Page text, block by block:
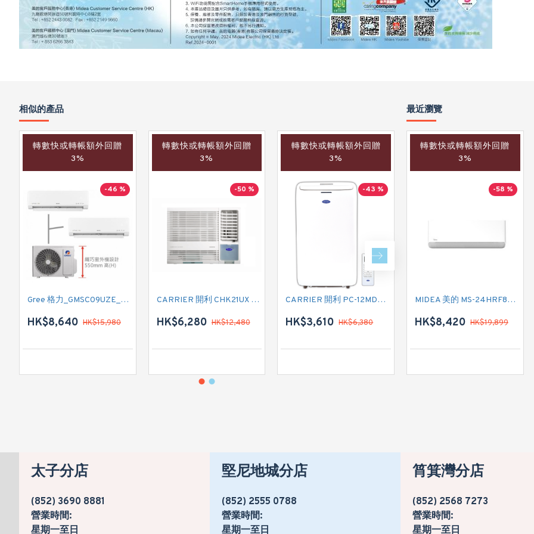
相似的產品
轉數快或轉帳額外回贈
3%
-46 %
Gree 格力_GMSC09UZE_GMSC12UZE_GMSC18UZC_R32 掛牆變頻式1拖2分體冷氣機 (淨冷型)
HK$8,640 HK$15,980
轉數快或轉帳額外回贈
3%
-50 %
CARRIER 開利 CHK21UX 二匹半 變頻淨冷窗口式冷氣機 (附遙控)
HK$6,280 HK$12,480
轉數快或轉帳額外回贈
3%
-43 %
CARRIER 開利 PC-12MDK 匹半 移動式冷氣機 (附遙控)
HK$3,610 HK$6,380
轉數快或轉帳額外回贈
3%
-40 %
CARRIER 開利 PC09MDK 一匹 移動式淨冷型冷氣機 (附遙控)
HK$2,880 HK$4,780
最近瀏覽
轉數快或轉帳額外回贈
3%
-58 %
MIDEA 美的 MS-24HRF8E 二匹半 變頻冷暖掛牆分體式冷氣機 (附遙控)
HK$8,420 HK$19,899
太子分店
(852) 3690 8881
營業時間:
星期一至日
堅尼地城分店
(852) 2555 0788
營業時間:
星期一至日
筲箕灣分店
(852) 2568 7273
營業時間:
星期一至日